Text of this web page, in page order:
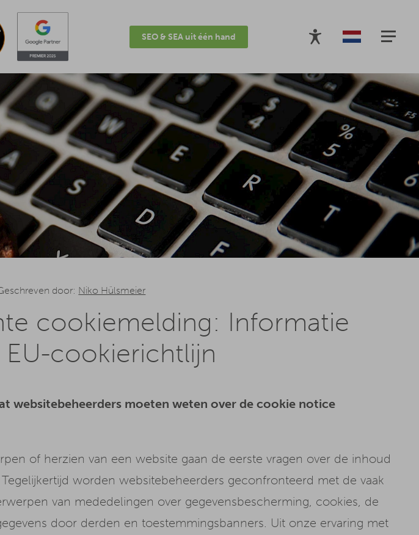
SEO & SEA uit één hand
door: Niko Hülsmeier
cookiemelding: Informatie
cookierichtlijn
websitebeheerders moeten weten over de cookie notice
of herzien van een website gaan de eerste vragen over de inhoud
worden websitebeheerders geconfronteerd met de vaak
van mededelingen over gegevensbescherming, cookies, de
door derden en toestemmingsbanners. Uit onze ervaring met